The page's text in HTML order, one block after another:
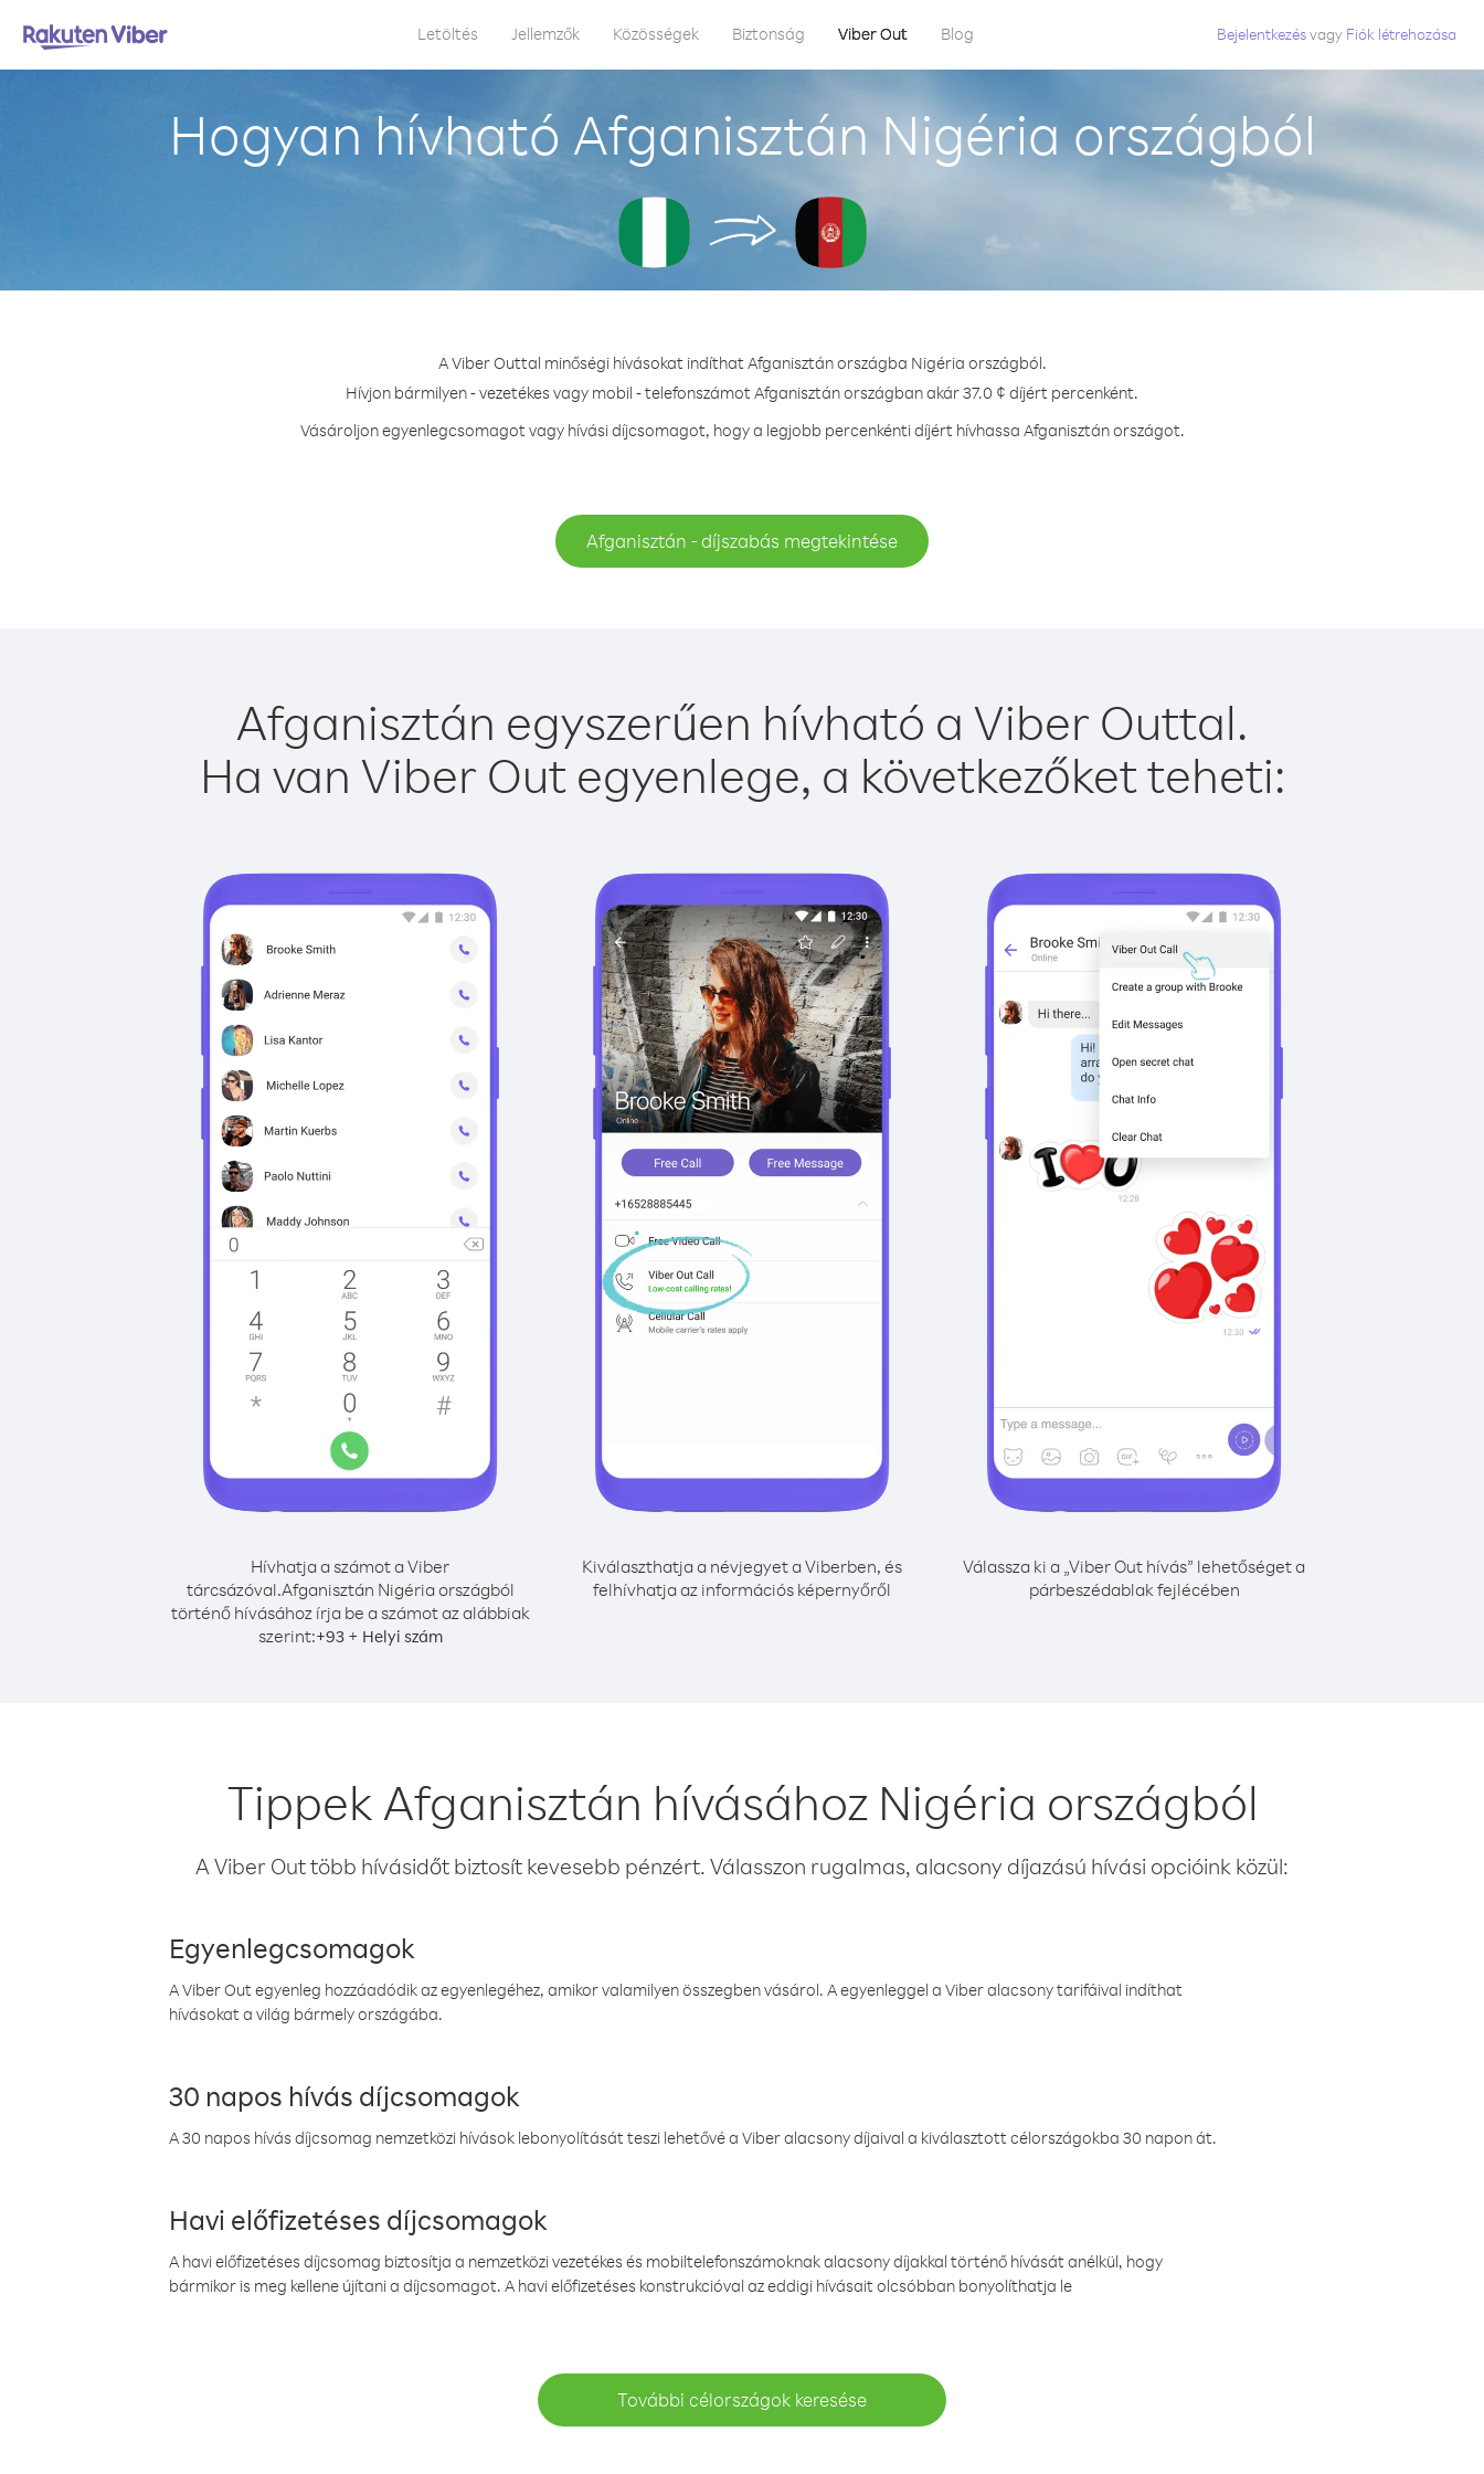
Letöltés Jellemzők Közösségek Biztonság Viber Out Blog Bejelentkezésvagy Fiók létrehozása
Hogyan hívható Afganisztán Nigéria országból
A Viber Outtal minőségi hívásokat indíthat Afganisztán országba Nigéria országból.
Hívjon bármilyen - vezetékes vagy mobil - telefonszámot Afganisztán országban akár 37.0 ¢ díjért percenként.
Vásároljon egyenlegcsomagot vagy hívási díjcsomagot, hogy a legjobb percenkénti díjért hívhassa Afganisztán országot.
Afganisztán - díjszabás megtekintése
Afganisztán egyszerűen hívható a Viber Outtal.
Ha van Viber Out egyenlege, a következőket teheti:
Hívhatja a számot a Viber
tárcsázóval.Afganisztán Nigéria országból
történő hívásához írja be a számot az alábbiak
szerint:+93+ Helyi szám
Kiválaszthatja a névjegyet a Viberben, és
felhívhatja az információs képernyőről
Válassza ki a „Viber Out hívás” lehetőséget a
párbeszédablak fejlécében
Tippek Afganisztán hívásához Nigéria országból
A Viber Out több hívásidőt biztosít kevesebb pénzért. Válasszon rugalmas, alacsony díjazású hívási opcióink közül:
Egyenlegcsomagok
A Viber Out egyenleg hozzáadódik az egyenlegéhez, amikor valamilyen összegben vásárol. A egyenleggel a Viber alacsony tarifáival indíthat
hívásokat a világ bármely országába.
30 napos hívás díjcsomagok
A 30 napos hívás díjcsomag nemzetközi hívások lebonyolítását teszi lehetővé a Viber alacsony díjaival a kiválasztott célországokba 30 napon át.
Havi előfizetéses díjcsomagok
A havi előfizetéses díjcsomag biztosítja a nemzetközi vezetékes és mobiltelefonszámoknak alacsony díjakkal történő hívását anélkül, hogy
bármikor is meg kellene újítani a díjcsomagot. A havi előfizetéses konstrukcióval az eddigi hívásait olcsóbban bonyolíthatja le
További célországok keresése